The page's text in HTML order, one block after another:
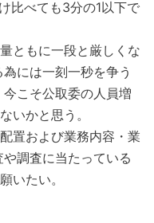
比べても3分の1以下で
ともに一段と厳しくな
には一刻一秒を争う
こそ公取委の人員増
いかと思う。
置および業務内容・業
調査に当たっている
いたい。